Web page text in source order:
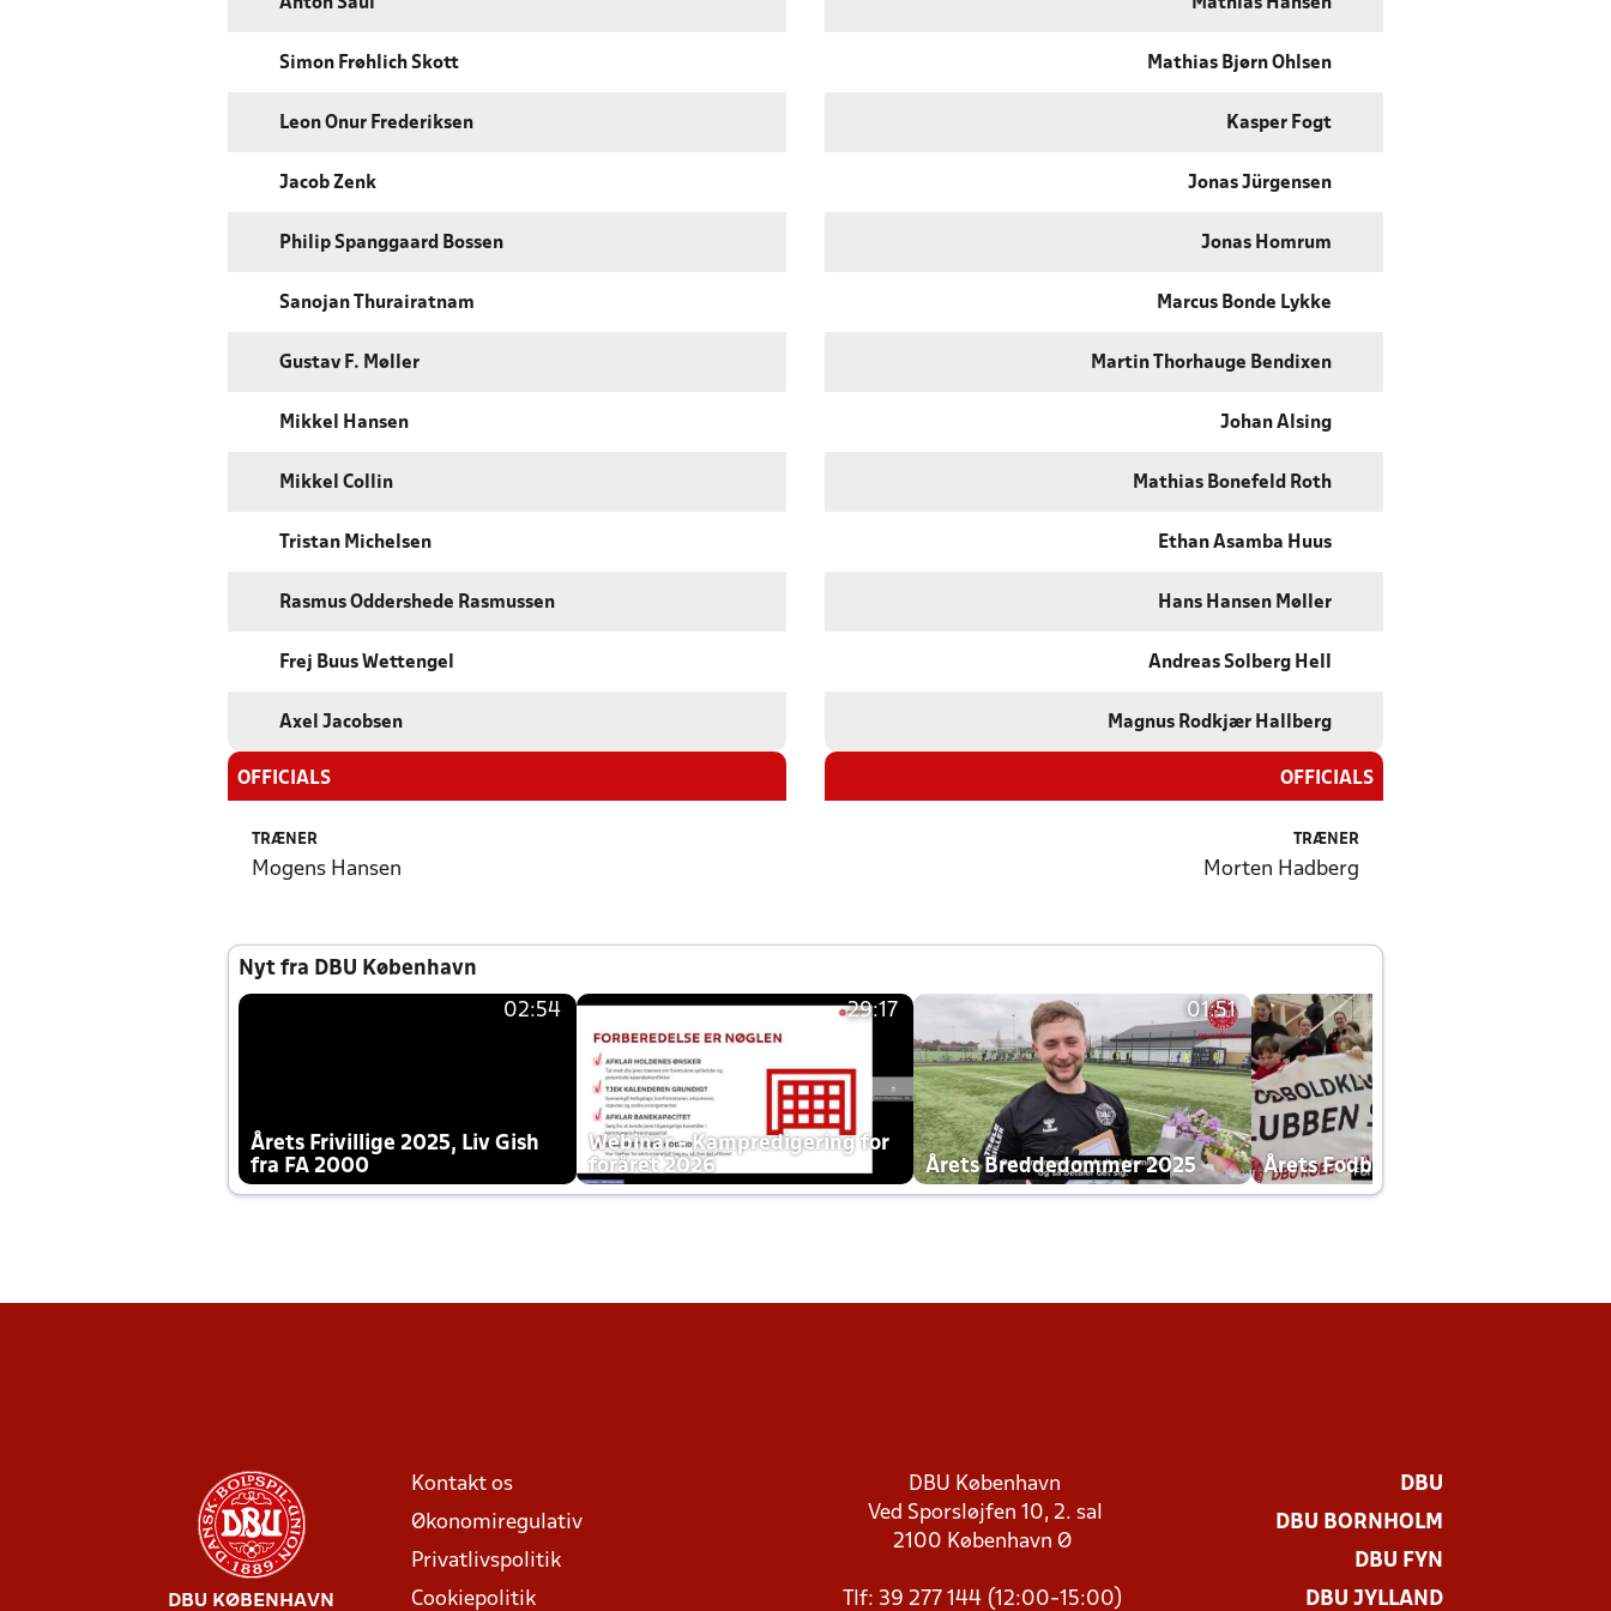
Anton Saul
Simon Frøhlich Skott
Leon Onur Frederiksen
Jacob Zenk
Philip Spanggaard Bossen
Sanojan Thurairatnam
Gustav F. Møller
Mikkel Hansen
Mikkel Collin
Tristan Michelsen
Rasmus Oddershede Rasmussen
Frej Buus Wettengel
Axel Jacobsen
OFFICIALS
TRÆNER
Mogens Hansen
Mathias Hansen
Mathias Bjørn Ohlsen
Kasper Fogt
Jonas Jürgensen
Jonas Homrum
Marcus Bonde Lykke
Martin Thorhauge Bendixen
Johan Alsing
Mathias Bonefeld Roth
Ethan Asamba Huus
Hans Hansen Møller
Andreas Solberg Hell
Magnus Rodkjær Hallberg
OFFICIALS
TRÆNER
Morten Hadberg
Nyt fra DBU København
02:54
Årets Frivillige 2025, Liv Gish
fra FA 2000
29:17
Webinar - Kampredigering for
foråret 2026
01:51
Årets Breddedommer 2025 Årets Fodboldklub 2025 mp4
DBU KØBENHAVN
Kontakt os
Økonomiregulativ
Privatlivspolitik
Cookiepolitik
DBU København
Ved Sporsløjfen 10, 2. sal
2100 København Ø
Tlf: 39 277 144 (12:00-15:00)
DBU
DBU BORNHOLM
DBU FYN
DBU JYLLAND